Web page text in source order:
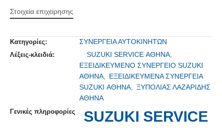
Στοιχεία επιχείρησης
Κατηγορίες: ΣΥΝΕΡΓΕΙΑ ΑΥΤΟΚΙΝΗΤΩΝ
Λέξεις-κλειδιά:
SUZUKI SERVICE ΑΘΗΝΑ,
ΕΞΕΙΔΙΚΕΥΜΕΝΟ ΣΥΝΕΡΓΕΙΟ SUZUKI
ΑΘΗΝΑ, ΕΞΕΙΔΙΚΕΥΜΕΝΑ ΣΥΝΕΡΓΕΙΑ
SUZUKI ΑΘΗΝΑ, ΞΥΠΟΛΙΑΣ ΛΑΖΑΡΙΔΗΣ
ΑΘΗΝΑ
Γενικές πληροφορίες SUZUKI SERVICE